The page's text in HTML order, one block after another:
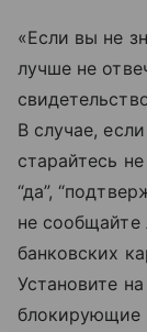
«Если вы не
лучше не
В случае,
старайтесь
“да”,
не
банковских
Установите
блокирующие